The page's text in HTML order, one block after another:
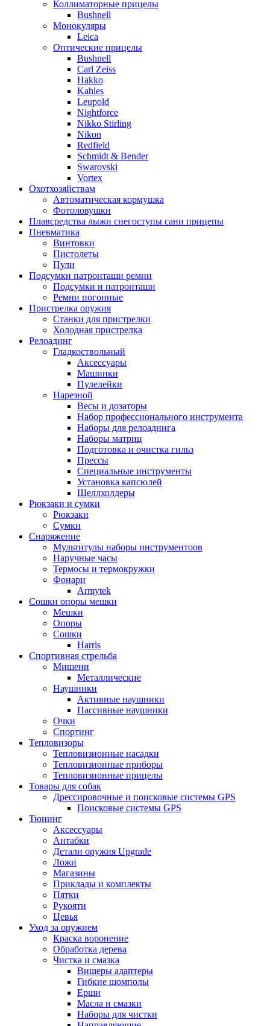
Коллиматорные прицелы
Bushnell
Монокуляры
Leica
Оптические прицелы
Bushnell
Carl Zeiss
Hakko
Kahles
Leupold
Nightforce
Nikko Stirling
Nikon
Redfield
Schmidt & Bender
Swarovski
Vortex
Охотхозяйствам
Автоматическая кормушка
Фотоловушки
Плавсредства лыжи снегоступы сани прицепы
Пневматика
Винтовки
Пистолеты
Пули
Подсумки патронташи ремни
Подсумки и патронташи
Ремни погонные
Пристрелка оружия
Станки для пристрелки
Холодная пристрелка
Релоадинг
Гладкоствольный
Аксессуары
Машинки
Пулелейки
Нарезной
Весы и дозаторы
Набор профессионального инструмента
Наборы для релоадинга
Наборы матриц
Подготовка и очистка гильз
Прессы
Специальные инструменты
Установка капсюлей
Шеллхолдеры
Рюкзаки и сумки
Рюкзаки
Сумки
Снаряжение
Мультитулы наборы инструментоов
Наручные часы
Термосы и термокружки
Фонари
Armytek
Сошки опоры мешки
Мешки
Опоры
Сошки
Harris
Спортивная стрельба
Мишени
Металлические
Наушники
Активные наушники
Пассивные наушники
Очки
Спортинг
Тепловизоры
Тепловизионные насадки
Тепловизионные приборы
Тепловизионные прицелы
Товары для собак
Дрессировочные и поисковые системы GPS
Поисковые системы GPS
Тюнинг
Аксессуары
Антабки
Детали оружия Upgrade
Ложи
Магазины
Приклады и комплекты
Пятки
Рукояти
Цевья
Уход за оружием
Краска воронение
Обработка дерева
Чистка и смазка
Вишеры адаптеры
Гибкие шомполы
Ерши
Масла и смазки
Наборы для чистки